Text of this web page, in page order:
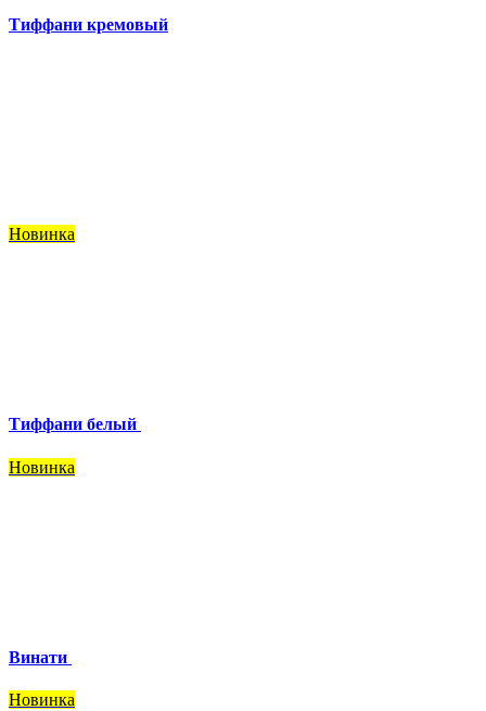
Тиффани кремовый
Новинка
Тиффани белый
Новинка
Винати
Новинка